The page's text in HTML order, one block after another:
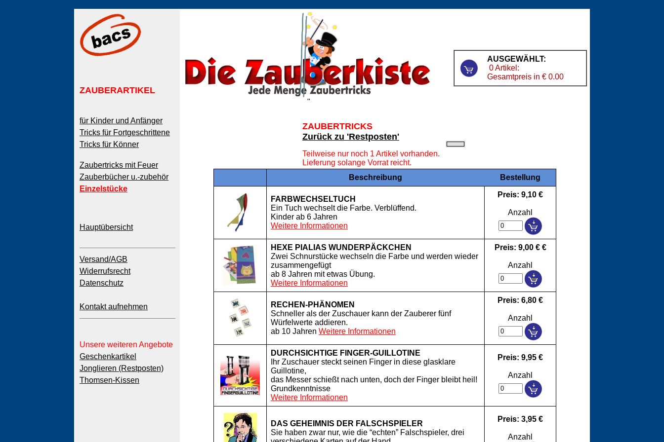
ZAUBERARTIKEL
für Kinder und Anfänger
Tricks für Fortgeschrittene
Tricks für Könner
Zaubertricks mit Feuer
Zauberbücher u.-zubehör
Einzelstücke
Hauptübersicht
Versand/AGB
Widerrufsrecht
Datenschutz
Kontakt aufnehmen
Unsere weiteren Angebote
Geschenkartikel
Jonglieren (Restposten)
Thomsen-Kissen
"
AUSGEWÄHLT:
0 Artikel:
Gesamtpreis in € 0.00
ZAUBERTRICKS
Zurück zu 'Restposten'
Teilweise nur noch 1 Artikel vorhanden.
Lieferung solange Vorrat reicht.
Beschreibung
Bestellung
FARBWECHSELTUCH
Ein Tuch wechselt die Farbe. Verblüffend.
Kinder ab 6 Jahren
Weitere Informationen
Preis: 9,10 €
Anzahl
HEXE PIALIAS WUNDERPÄCKCHEN
Zwei Schnurstücke wechseln die Farbe und werden wieder
zusammengefügt
ab 8 Jahren mit etwas Übung.
Weitere Informationen
Preis: 9,00 € €
Anzahl
RECHEN-PHÄNOMEN
Schneller als der Zuschauer kann der Zauberer fünf
Würfelwerte addieren.
ab 10 Jahren Weitere Informationen
Preis: 6,80 €
Anzahl
DURCHSICHTIGE FINGER-GUILLOTINE
Ihr Zuschauer steckt seinen Finger in diese glasklare
Guillotine,
das Messer schießt nach unten, doch der Finger bleibt heil!
Grundkenntnisse
Weitere Informationen
Preis: 9,95 €
Anzahl
DAS GEHEIMNIS DER FALSCHSPIELER
Sie haben zwar nur, wie die “echten” Falschspieler, drei
Preis: 3,95 €
Anzahl